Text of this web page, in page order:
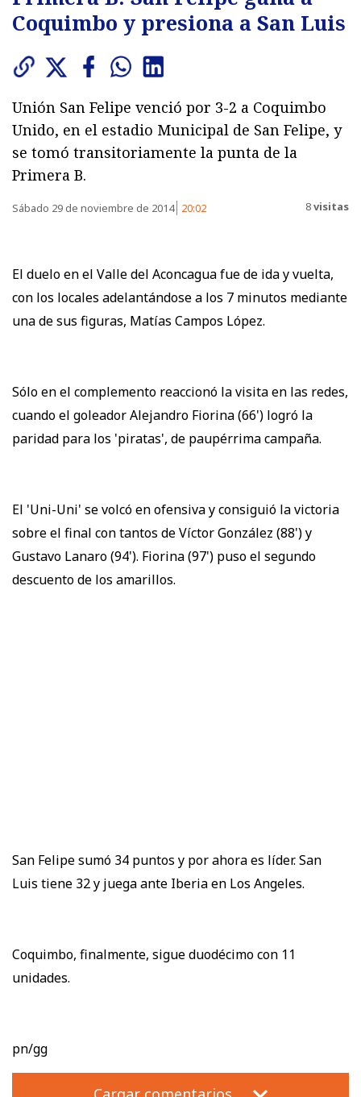
Coquimbo y presiona a San Luis
Unión San Felipe venció por 3-2 a Coquimbo
Unido, en el estadio Municipal de San Felipe, y
se tomó transitoriamente la punta de la
Primera B.
Sábado 29 de noviembre de 2014 20:02 8visitas
El duelo en el Valle del Aconcagua fue de ida y vuelta,
con los locales adelantándose a los 7 minutos mediante
una de sus figuras, Matías Campos López.
Sólo en el complemento reaccionó la visita en las redes,
cuando el goleador Alejandro Fiorina (66') logró la
paridad para los 'piratas', de paupérrima campaña.
El 'Uni-Uni' se volcó en ofensiva y consiguió la victoria
sobre el final con tantos de Víctor González (88') y
Gustavo Lanaro (94'). Fiorina (97') puso el segundo
descuento de los amarillos.
San Felipe sumó 34 puntos y por ahora es líder. San
Luis tiene 32 y juega ante Iberia en Los Angeles.
Coquimbo, finalmente, sigue duodécimo con 11
unidades.
pn/gg